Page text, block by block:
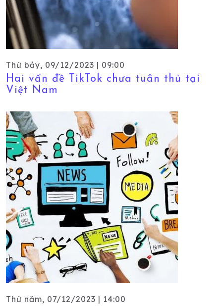
Thứ bảy, 09/12/2023 | 09:00
Hai vấn đề TikTok chưa tuân thủ tại
Việt Nam
Thứ năm, 07/12/2023 | 14:00